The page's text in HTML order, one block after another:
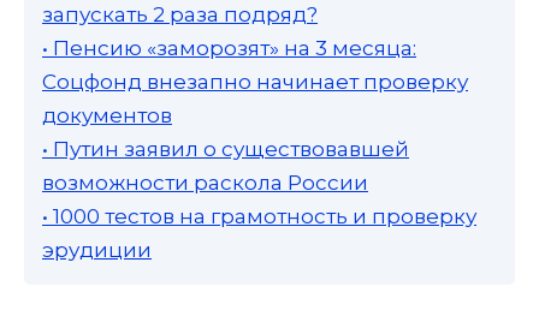
запускать 2 раза подряд?
• Пенсию «заморозят» на 3 месяца:
Соцфонд внезапно начинает проверку
документов
• Путин заявил о существовавшей
возможности раскола России
• 1000 тестов на грамотность и проверку
эрудиции